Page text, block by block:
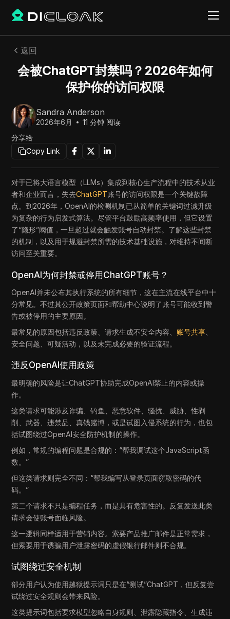
返回
会被ChatGPT封禁吗？2026年如何
保护你的访问权限
Sandra Anderson
2026年6月 11 分钟 阅读
分享给
Copy Link
对于已将大语言模型（LLMs）集成到核心生产流程中的技术从业
者和企业而言，失去ChatGPT账号的访问权限是一个关键故障
点。到2026年，OpenAI的检测机制已从简单的关键词过滤升级
为复杂的行为启发式算法。尽管平台鼓励高频率使用，但它设置
了“隐形”阈值，一旦超过就会触发账号自动封禁。了解这些封禁
的机制，以及用于规避封禁所需的技术基础设施，对维持不间断
访问至关重要。
OpenAI为何封禁或停用ChatGPT账号？
OpenAI并未公布其执行系统的所有细节，这在主流在线平台中十
分常见。不过其公开政策页面和帮助中心说明了账号可能收到警
告或被停用的主要原因。
最常见的原因包括违反政策、请求生成不安全内容、 账号共享
安全问题、可疑活动，以及未完成必要的验证流程。
违反OpenAI使用政策
最明确的风险是让ChatGPT协助完成OpenAI禁止的内容或操
作。
这类请求可能涉及诈骗、钓鱼、恶意软件、骚扰、威胁、性剥
削、武器、违禁品、真钱赌博，或是试图入侵系统的行为，也包
括试图绕过OpenAI安全防护机制的操作。
例如，常规的编程问题是合规的：“帮我调试这个JavaScript函
数。”
但这类请求则完全不同：“帮我编写从登录页面窃取密码的代
码。”
第二个请求不只是编程任务，而是具有危害性的。反复发送此类
请求会使账号面临风险。
这一逻辑同样适用于营销内容。索要产品推广邮件是正常需求，
但索要用于诱骗用户泄露密码的虚假银行邮件则不合规。
试图绕过安全机制
部分用户认为使用越狱提示词只是在“测试”ChatGPT，但反复尝
试绕过安全规则会带来风险。
这类提示词包括要求模型忽略自身规则、泄露隐藏指令、生成违